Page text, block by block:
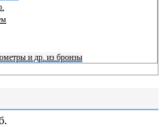
и др. из бронзы